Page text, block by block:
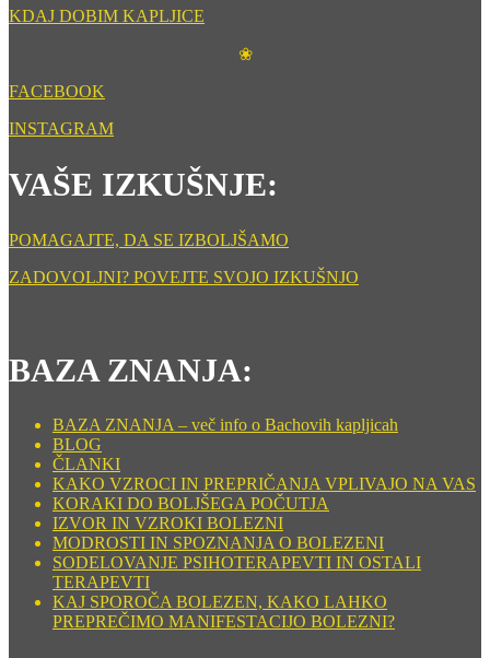
KDAJ DOBIM KAPLJICE
❀
FACEBOOK
INSTAGRAM
VAŠE IZKUŠNJE:
POMAGAJTE, DA SE IZBOLJŠAMO
ZADOVOLJNI? POVEJTE SVOJO IZKUŠNJO
BAZA ZNANJA:
BAZA ZNANJA – več info o Bachovih kapljicah
BLOG
ČLANKI
KAKO VZROCI IN PREPRIČANJA VPLIVAJO NA VAS
KORAKI DO BOLJŠEGA POČUTJA
IZVOR IN VZROKI BOLEZNI
MODROSTI IN SPOZNANJA O BOLEZENI
SODELOVANJE PSIHOTERAPEVTI IN OSTALI
TERAPEVTI
KAJ SPOROČA BOLEZEN, KAKO LAHKO
PREPREČIMO MANIFESTACIJO BOLEZNI?